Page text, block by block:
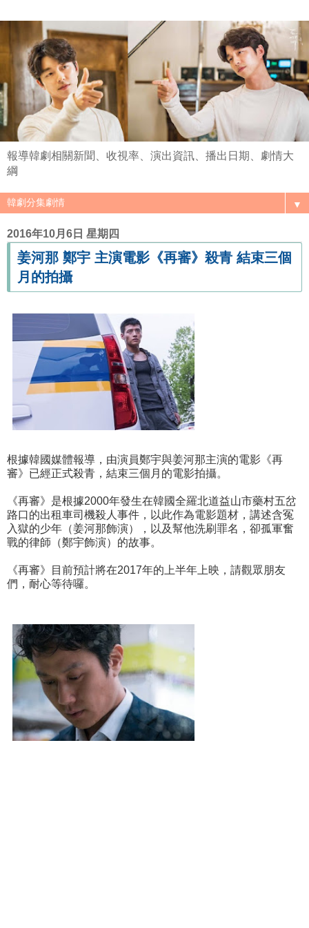
報導韓劇相關新聞、收視率、演出資訊、播出日期、劇情大
綱
▼
2016年10月6日 星期四
姜河那 鄭宇 主演電影《再審》殺青 結束三個
月的拍攝
根據韓國媒體報導，由演員鄭宇與姜河那主演的電影《再
審》已經正式殺青，結束三個月的電影拍攝。
《再審》是根據2000年發生在韓國全羅北道益山市藥村五岔
路口的出租車司機殺人事件，以此作為電影題材，講述含冤
入獄的少年（姜河那飾演），以及幫他洗刷罪名，卻孤軍奮
戰的律師（鄭宇飾演）的故事。
《再審》目前預計將在2017年的上半年上映，請觀眾朋友
們，耐心等待囉。